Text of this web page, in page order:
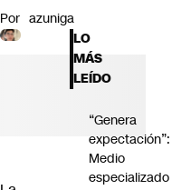
Por azuniga
LO
MÁS
LEÍDO
“Genera
expectación”:
Medio
especializado